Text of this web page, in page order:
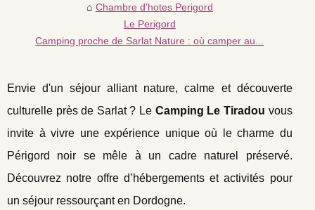
Chambre d'hotes Perigord
Le Perigord
Camping proche de Sarlat Nature : où camper au...
Envie d'un séjour alliant nature, calme et découverte
culturelle près de Sarlat ? Le Camping Le Tiradou vous
invite à vivre une expérience unique où le charme du
Périgord noir se mêle à un cadre naturel préservé.
Découvrez notre offre d’hébergements et activités pour
un séjour ressourçant en Dordogne.